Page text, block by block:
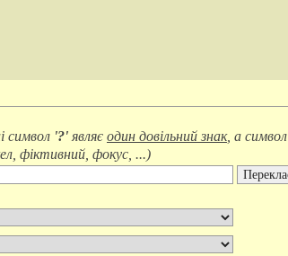
символ '?' являє один довільний знак, а символ
фіктивний, фокус, ...)